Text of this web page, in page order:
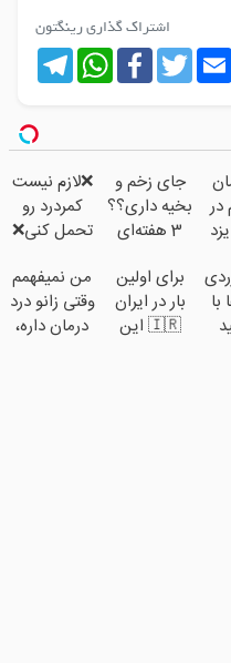
اشتراک گذاری رینگتون
Telegram
WhatsAppFacebookTwitterEmail
جای زخم و
بخیه داری؟؟
3 هفته‌ای
❌لازم نیست
کمردرد رو
تحمل کنی❌
جراحی و
قرص
(پرسشنامه)
برای اولین
بار در ایران
🇮🇷 این
من نمیفهمم
وقتی زانو درد
درمان داره،